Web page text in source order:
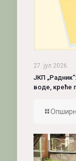
27. јул 2026.
ЈКП
воде, креће